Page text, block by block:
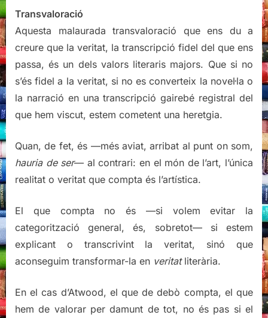
Transvaloració
Aquesta malaurada transvaloració que ens du a
creure que la veritat, la transcripció fidel del que ens
passa, és un dels valors literaris majors. Que si no
s’és fidel a la veritat, si no es converteix la novel·la o
la narració en una transcripció gairebé registral del
que hem viscut, estem cometent una heretgia.
Quan, de fet, és —més aviat, arribat al punt on som,
hauria de ser— al contrari: en el món de l’art, l’única
realitat o veritat que compta és l’artística.
El que compta no és —si volem evitar la
categorització general, és, sobretot— si estem
explicant o transcrivint la veritat, sinó que
aconseguim transformar-la en veritatliterària.
En el cas d’Atwood, el que de debò compta, el que
hem de valorar per damunt de tot, no és pas si el